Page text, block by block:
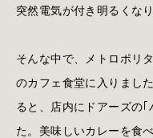
突然電気が付き明るくなり
そんな中で、メトロポリ
のカフェ食堂に入りまし
ると、店内にドアーズの
た。美味しいカレーを食